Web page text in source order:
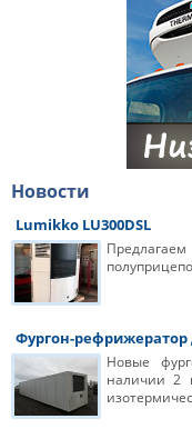
Новости
Lumikko LU300DSL
Фургон-
Новые
наличии 2